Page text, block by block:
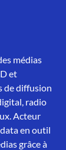
médias
et
de diffusion
radio
Acteur
en outil
grâce à